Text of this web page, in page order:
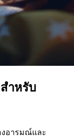
ำหรับ
งอารมณ์และ